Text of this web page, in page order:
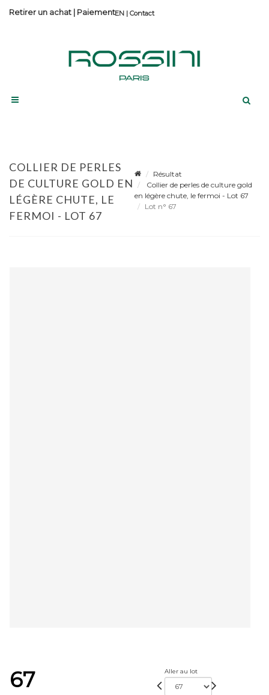
Contact
Retirer un achat | Paiement
COLLIER DE PERLES
DE CULTURE GOLD EN
LÉGÈRE CHUTE, LE
FERMOI - LOT 67
Résultat
Collier de perles de culture gold
en légère chute, le fermoi - Lot 67
Lot n° 67
67 Aller au lot